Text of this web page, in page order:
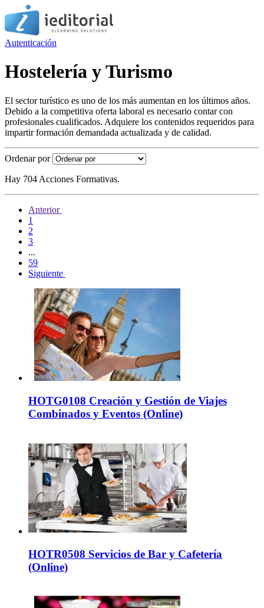
Autenticación
Hostelería y Turismo
El sector turístico es uno de los más aumentan en los últimos años.
Debido a la competitiva oferta laboral es necesario contar con
profesionales cualificados. Adquiere los contenidos requeridos para
impartir formación demandada actualizada y de calidad.
Ordenar por
Hay 704 Acciones Formativas.
Anterior
1
2
3
...
59
Siguiente
HOTG0108 Creación y Gestión de Viajes
Combinados y Eventos (Online)
HOTR0508 Servicios de Bar y Cafetería
(Online)